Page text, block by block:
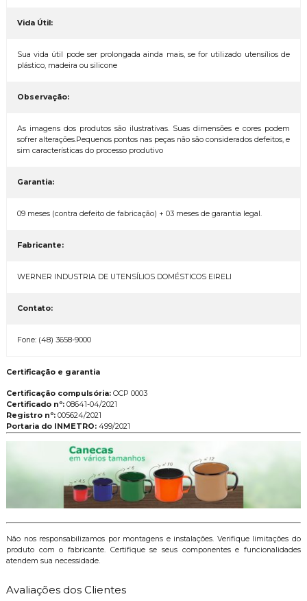
Vida Útil:
Sua vida útil pode ser prolongada ainda mais, se for utilizado utensílios de
plástico, madeira ou silicone
Observação:
As imagens dos produtos são ilustrativas. Suas dimensões e cores podem
sofrer alterações.Pequenos pontos nas peças não são considerados defeitos, e
sim características do processo produtivo
Garantia:
09 meses (contra defeito de fabricação) + 03 meses de garantia legal.
Fabricante:
WERNER INDUSTRIA DE UTENSÍLIOS DOMÉSTICOS EIRELI
Contato:
Fone: (48) 3658-9000
Certificação e garantia
Certificação compulsória:OCP 0003
Certificado nº:08641-04/2021
Registro nº:005624/2021
Portaria do INMETRO: 499/2021
Não nos responsabilizamos por montagens e instalações. Verifique limitações do
produto com o fabricante. Certifique se seus componentes e funcionalidades
atendem sua necessidade.
Avaliações dos Clientes